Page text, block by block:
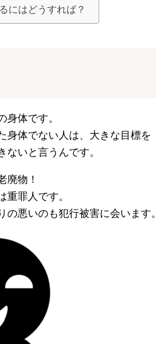
にはどうすれば？
身体です。
身体でない人は、大きな目標を
ないと言うんです。
廃物！
重罪人です。
の悪いのも犯行被害に会います